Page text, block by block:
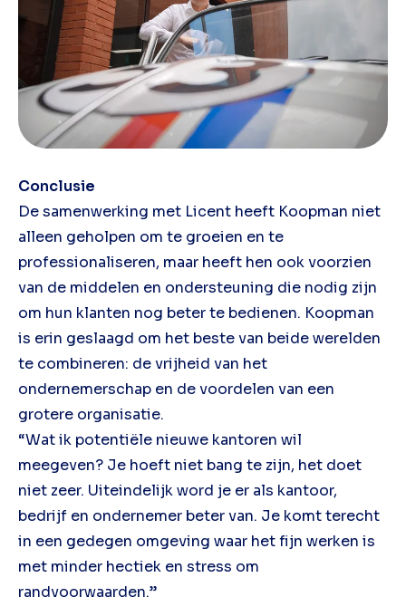
Conclusie
De samenwerking met Licent heeft Koopman niet
alleen geholpen om te groeien en te
professionaliseren, maar heeft hen ook voorzien
van de middelen en ondersteuning die nodig zijn
om hun klanten nog beter te bedienen. Koopman
is erin geslaagd om het beste van beide werelden
te combineren: de vrijheid van het
ondernemerschap en de voordelen van een
grotere organisatie.
“Wat ik potentiële nieuwe kantoren wil
meegeven? Je hoeft niet bang te zijn, het doet
niet zeer. Uiteindelijk word je er als kantoor,
bedrijf en ondernemer beter van. Je komt terecht
in een gedegen omgeving waar het fijn werken is
met minder hectiek en stress om
randvoorwaarden.”